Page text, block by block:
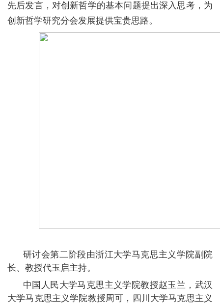
先后发言，对创新哲学的基本问题提出深入思考，为
创新哲学研究分会发展提供宝贵思路。
研讨会第二阶段由浙江大学马克思主义学院副院
长、教授代玉启主持。
中国人民大学马克思主义学院教授赵玉兰，武汉
大学马克思主义学院教授周可，四川大学马克思主义